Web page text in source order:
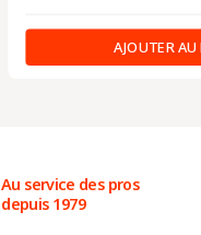
AJOUTER AU
Au service des pros
depuis 1979